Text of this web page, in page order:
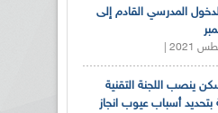
المدرسي القادم إلى
ينصب اللجنة التقنية
بتحديد أسباب عيوب انجاز